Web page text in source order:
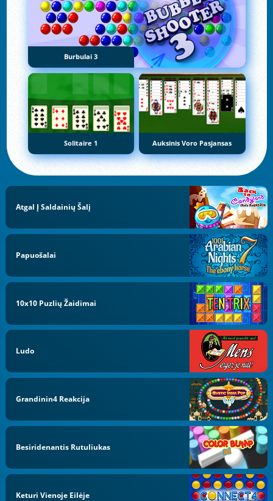
Burbulai 3
Solitaire 1 Auksinis Voro Pasjansas
Atgal Į Saldainių Šalį
Papuošalai
10x10 Puzlių Žaidimai
Ludo
Grandinin4 Reakcija
Besiridenantis Rutuliukas
Keturi Vienoje Eilėje